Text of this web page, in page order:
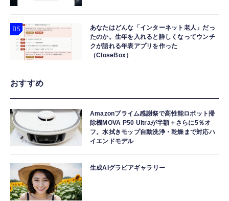
あなたはどんな「インターネット老人」だっ
たのか。生年を入れると詳しくなってウンチ
クが語れる年表アプリを作った
（CloseBox）
おすすめ
Amazonプライム感謝祭で高性能ロボット掃
除機MOVA P50 Ultraが半額＋さらに5％オ
フ。水拭きモップ自動洗浄・乾燥まで対応ハ
イエンドモデル
生成AIグラビアギャラリー